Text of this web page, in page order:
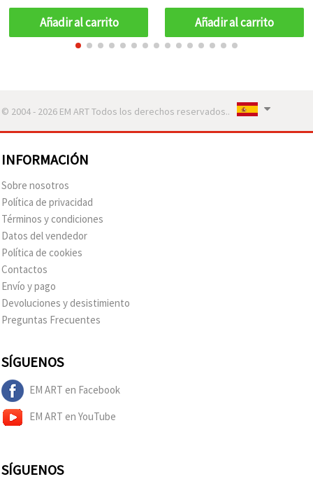
Añadir al carrito Añadir al carrito
© 2004 - 2026 EM ART Todos los derechos reservados..
INFORMACIÓN
Sobre nosotros
Política de privacidad
Términos y condiciones
Datos del vendedor
Política de cookies
Contactos
Envío y pago
Devoluciones y desistimiento
Preguntas Frecuentes
SÍGUENOS
EM ART en Facebook
EM ART en YouTube
SÍGUENOS